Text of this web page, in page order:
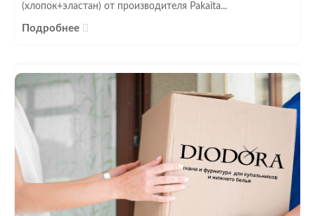
(хлопок+эластан) от производителя Pakaita...
Подробнее